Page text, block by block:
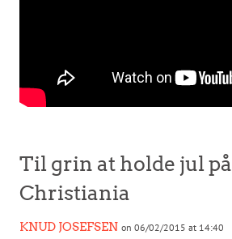
Til grin at holde jul på
Christiania
KNUD JOSEFSEN on 06/02/2015 at 14:40